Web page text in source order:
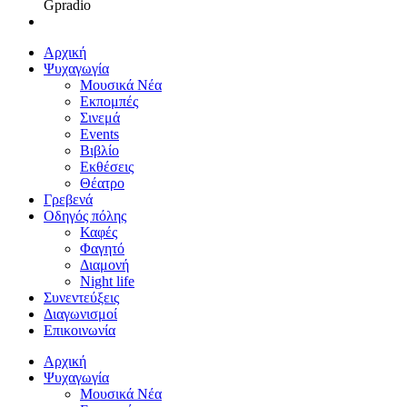
Gpradio
Αρχική
Ψυχαγωγία
Μουσικά Νέα
Εκπομπές
Σινεμά
Events
Βιβλίο
Εκθέσεις
Θέατρο
Γρεβενά
Οδηγός πόλης
Καφές
Φαγητό
Διαμονή
Night life
Συνεντεύξεις
Διαγωνισμοί
Επικοινωνία
Αρχική
Ψυχαγωγία
Μουσικά Νέα